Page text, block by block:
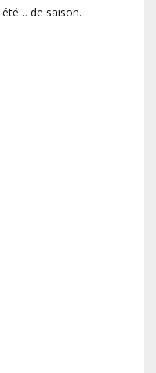
été… de saison.